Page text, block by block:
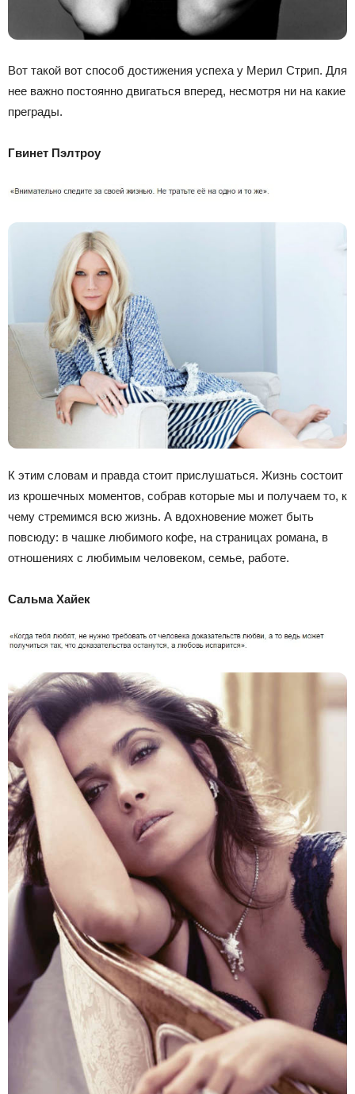
Вот такой вот способ достижения успеха у Мерил Стрип. Для
нее важно постоянно двигаться вперед, несмотря ни на какие
преграды.
Гвинет Пэлтроу
К этим словам и правда стоит прислушаться. Жизнь состоит
из крошечных моментов, собрав которые мы и получаем то, к
чему стремимся всю жизнь. А вдохновение может быть
повсюду: в чашке любимого кофе, на страницах романа, в
отношениях с любимым человеком, семье, работе.
Сальма Хайек